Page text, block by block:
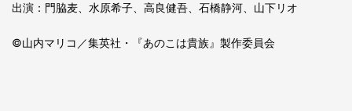
出演：⾨脇⻨、⽔原希⼦、⾼良健吾、⽯橋静河、⼭下リオ
©山内マリコ／集英社・『あのこは貴族』製作委員会